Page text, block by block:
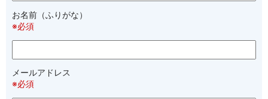
お名前（ふりがな）
※必須
メールアドレス
※必須